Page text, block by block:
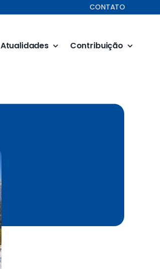
CONTATO
Atualidades Contribuição